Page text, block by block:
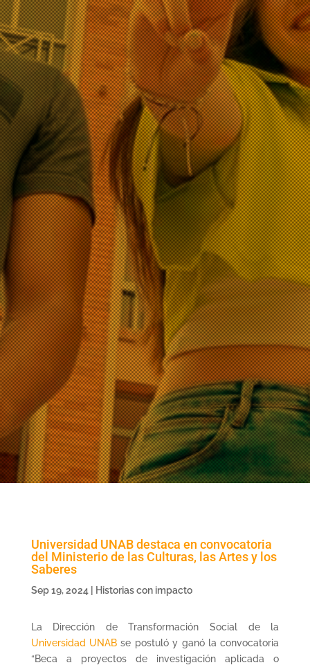
Universidad UNAB destaca en convocatoria
del Ministerio de las Culturas, las Artes y los
Saberes
Sep 19, 2024 Historias con impacto
La Dirección de Transformación Social de la
Universidad UNABse postuló y ganó la convocatoria
“Beca a proyectos de investigación aplicada o